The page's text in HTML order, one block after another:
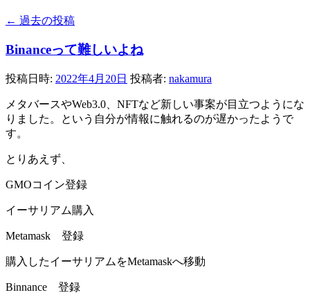
← 過去の投稿
Binanceって難しいよね
投稿日時: 2022年4月20日 投稿者: nakamura
メタバースやWeb3.0、NFTなど新しい事案が目立つようにな
りました。という自分が情報に触れるのが遅かったようで
す。
とりあえず、
GMOコイン登録
イーサリアム購入
Metamask 登録
購入したイーサリアムをMetamaskへ移動
Binnance 登録